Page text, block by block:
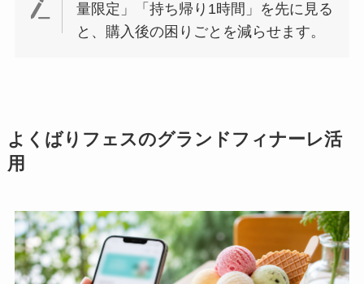
量限定」「持ち帰り1時間」を先に見る
と、購入後の困りごとを減らせます。
よくばりフェスのグランドフィナーレ活
用